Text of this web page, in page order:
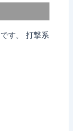
す。 打撃系